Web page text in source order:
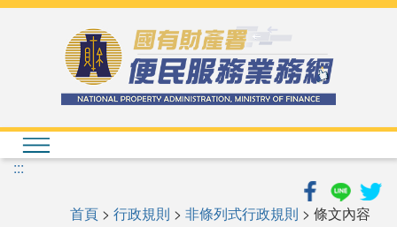
:::
首頁 > 行政規則 > 非條列式行政規則 > 條文內容